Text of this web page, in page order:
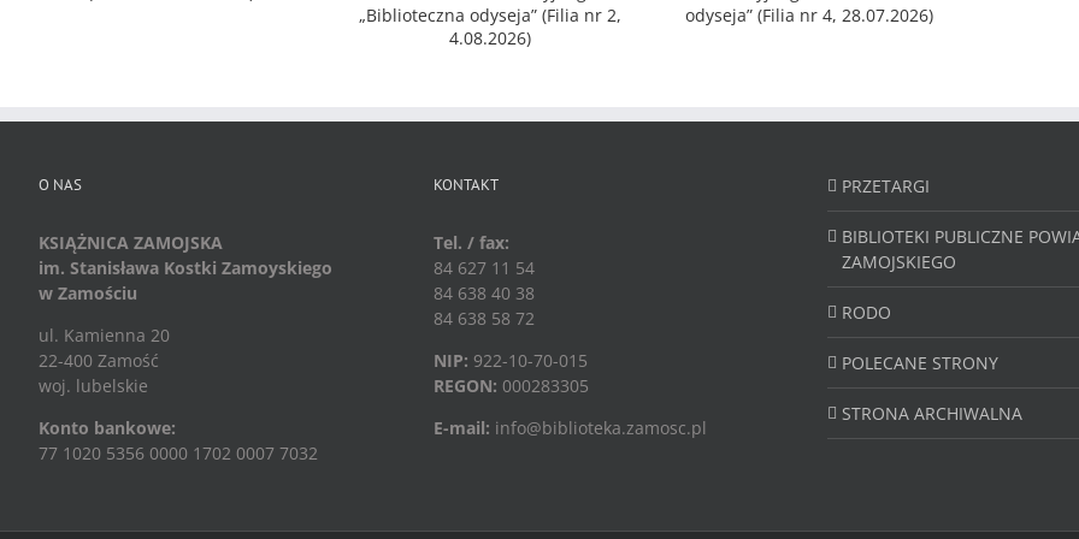
O NAS
KSIĄŻNICA ZAMOJSKA
im. Stanisława Kostki Zamoyskiego
w Zamościu
ul. Kamienna 20
22-400 Zamość
woj. lubelskie
Konto bankowe:
77 1020 5356 0000 1702 0007 7032
KONTAKT
Tel. / fax:
84 627 11 54
84 638 40 38
84 638 58 72
NIP: 922-10-70-015
REGON: 000283305
E-mail: info@biblioteka.zamosc.pl
PRZETARGI
BIBLIOTEKI PUBLICZNE
ZAMOJSKIEGO
RODO
POLECANE STRONY
STRONA ARCHIWALNA